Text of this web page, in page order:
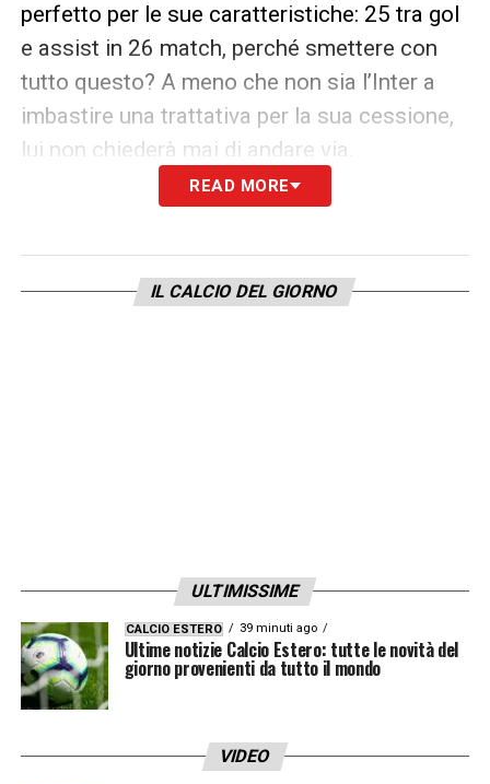
perfetto per le sue caratteristiche: 25 tra gol
e assist in 26 match, perché smettere con
tutto questo? A meno che non sia l’Inter a
imbastire una trattativa per la sua cessione,
lui non chiederà mai di andare via.
READ MORE
IL CALCIO DEL GIORNO
ULTIMISSIME
CALCIO ESTERO 39 minuti ago
Ultime notizie Calcio Estero: tutte le novità del
giorno provenienti da tutto il mondo
VIDEO